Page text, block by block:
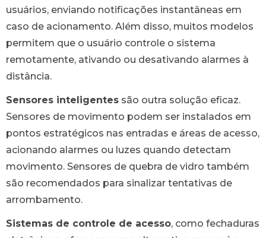
usuários, enviando notificações instantâneas em
caso de acionamento. Além disso, muitos modelos
permitem que o usuário controle o sistema
remotamente, ativando ou desativando alarmes à
distância.
Sensores inteligentes são outra solução eficaz.
Sensores de movimento podem ser instalados em
pontos estratégicos nas entradas e áreas de acesso,
acionando alarmes ou luzes quando detectam
movimento. Sensores de quebra de vidro também
são recomendados para sinalizar tentativas de
arrombamento.
Sistemas de controle de acesso, como fechaduras